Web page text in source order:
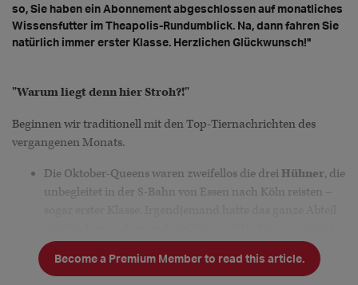
so, Sie haben ein Abonnement abgeschlossen auf monatliches
Wissensfutter im Theapolis-Rundumblick. Na, dann fahren Sie
natürlich immer erster Klasse. Herzlichen Glückwunsch!"
"Warum liegt denn hier Stroh?!"
Beginnen wir traditionell mit den Top-Tiernachrichten des
vergangenen Monats.
Die Oktober-Queens waren zweifellos die dreiHühner, die
unbegleitet in der S-Bahn von Essen nach Köln reisten –
Bislang konnte der Tierhalter nicht ermittelt werden, die
drei Damen sind derweil im Kölner Tierheim
Become a Premium Member to read this article.